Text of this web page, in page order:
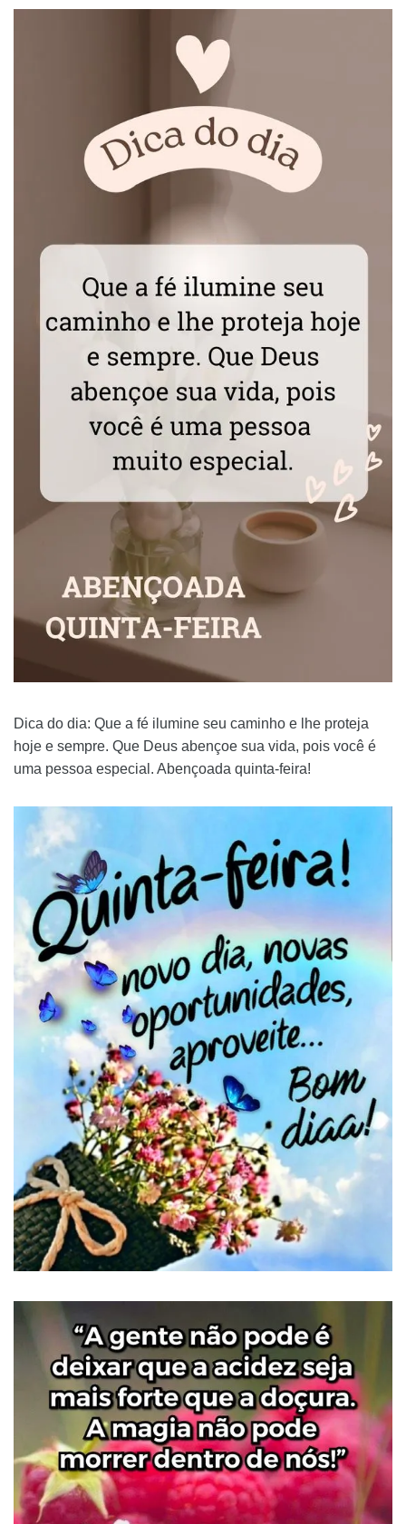
Dica do dia: Que a fé ilumine seu caminho e lhe proteja
hoje e sempre. Que Deus abençoe sua vida, pois você é
uma pessoa especial. Abençoada quinta-feira!